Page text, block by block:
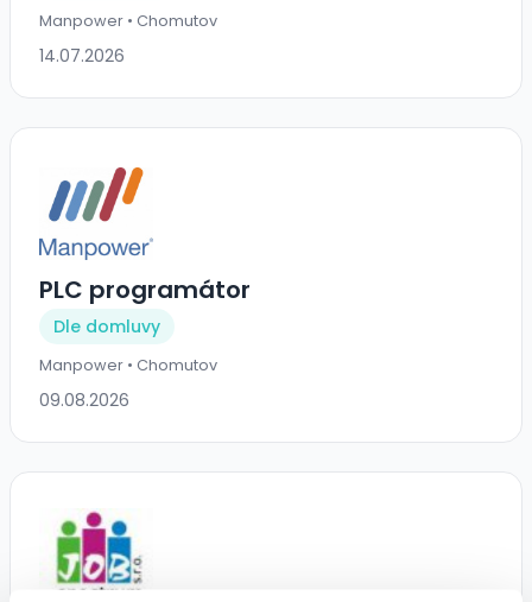
Manpower • Chomutov
14.07.2026
PLC programátor
Dle domluvy
Manpower • Chomutov
09.08.2026